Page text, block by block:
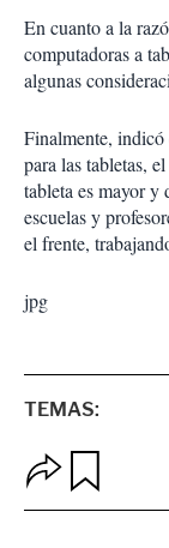
En cuanto a la
computadoras a
algunas
Finalmente, indicó
para las tabletas,
tableta es mayor y
escuelas y
el frente,
jpg
TEMAS:
p